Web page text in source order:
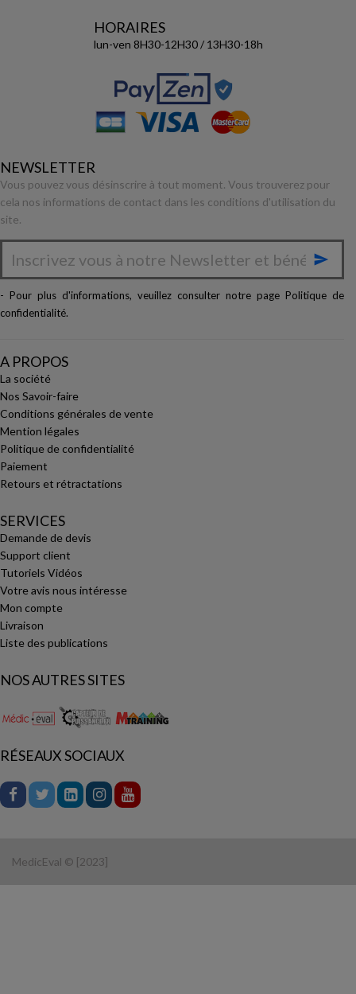
HORAIRES
lun-ven 8H30-12H30 / 13H30-18h
NEWSLETTER
Vous pouvez vous désinscrire à tout moment. Vous trouverez pour
cela nos informations de contact dans les conditions d'utilisation du
site.

- Pour plus d'informations, veuillez consulter notre page Politique de
confidentialité.
A PROPOS
La société
Nos Savoir-faire
Conditions générales de vente
Mention légales
Politique de confidentialité
Paiement
Retours et rétractations
SERVICES
Demande de devis
Support client
Tutoriels Vidéos
Votre avis nous intéresse
Mon compte
Livraison
Liste des publications
NOS AUTRES SITES
RÉSEAUX SOCIAUX
MedicEval © [2023]